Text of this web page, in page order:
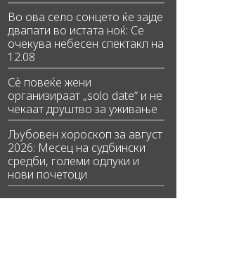
Во ова село сонцето ќе зајде
двапати во истата ноќ: Се
очекува небесен спектакл на
12.08
Сè повеќе жени
организираат „solo date“ и не
чекаат друштво за уживање
Љубовен хороскоп за август
2026: Месец на судбински
средби, големи одлуки и
нови почетоци